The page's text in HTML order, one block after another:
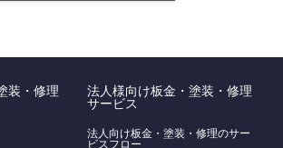
装・修理
法人様向け板金・塗装・修理
サービス
法人向け板金・塗装・修理のサー
ビスフロー